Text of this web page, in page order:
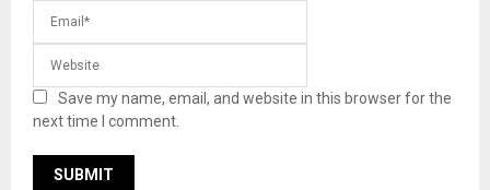
Save my name, email, and website in this browser for the
next time I comment.